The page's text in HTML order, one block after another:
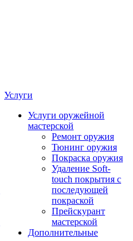
Услуги
Услуги оружейной
мастерской
Ремонт оружия
Тюнинг оружия
Покраска оружия
Удаление Soft-
touch покрытия с
последующей
покраской
Прейскурант
мастерской
Дополнительные